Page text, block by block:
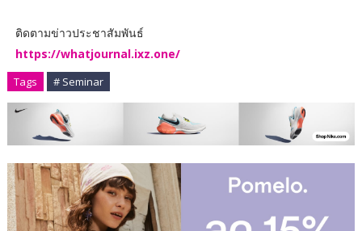
ติดตามข่าวประชาสัมพันธ์
https://whatjournal.ixz.one/
Tags # Seminar